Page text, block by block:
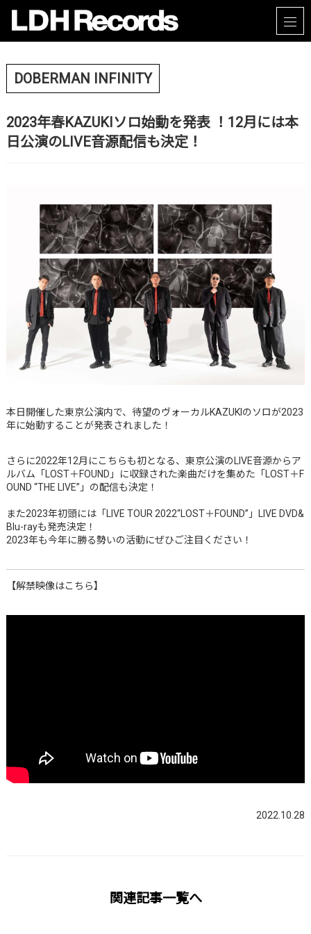
DOBERMAN INFINITY
2023年春KAZUKIソロ始動を発表 ！12月には本
日公演のLIVE音源配信も決定！
本日開催した東京公演内で、待望のヴォーカルKAZUKIのソロが2023
年に始動することが発表されました！
さらに2022年12月にこちらも初となる、東京公演のLIVE音源からア
ルバム「LOST＋FOUND」に収録された楽曲だけを集めた「LOST＋F
OUND “THE LIVE”」の配信も決定！
また2023年初頭には「LIVE TOUR 2022“LOST＋FOUND”」LIVE DVD&
Blu-rayも発売決定！
2023年も今年に勝る勢いの活動にぜひご注目ください！
【解禁映像はこちら】
2022.10.28
関連記事一覧へ